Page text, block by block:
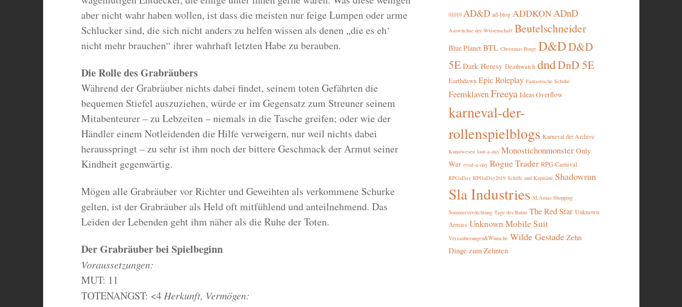
aber nicht wahr haben wollen, ist dass die meisten nur feige Lumpen oder arme
Schlucker sind, die sich nicht anders zu helfen wissen als denen „die es eh‘
nicht mehr brauchen“ ihrer wahrhaft letzten Habe zu berauben.
Die Rolle des Grabräubers
Während der Grabräuber nichts dabei findet, seinem toten Gefährten die
bequemen Stiefel auszuziehen, würde er im Gegensatz zum Streuner seinem
Mitabenteurer – zu Lebzeiten – niemals in die Tasche greifen; oder wie der
Händler einem Notleidenden die Hilfe verweigern, nur weil nichts dabei
herausspringt – zu sehr ist ihm noch der bittere Geschmack der Armut seiner
Kindheit gegenwärtig.
Mögen alle Grabräuber vor Richter und Geweihten als verkommene Schurke
gelten, ist der Grabräuber als Held oft mitfühlend und anteilnehmend. Das
Leiden der Lebenden geht ihm näher als die Ruhe der Toten.
Der Grabräuber bei Spielbeginn
Voraussetzungen:
MUT: 11
TOTENANGST: <4Herkunft, Vermögen:
01010 AD&D ad-blog ADDKONADnD
Auswüchse der Wissenschaft Beutelschneider
Blue Planet BTL Christmas Binge D&DD&D
5E Dark Heresy Deathwatch dndDnD 5E
Earthdawn Epic Roleplay Fantastische Schuhe
Feensklaven Freeya Ideas Overflow
karneval-der-
rollenspielblogs Karneval der Archive
Kunstwesen loot-a-day Monostichonmonster Only
War rival-a-day Rogue Trader RPG-Carnival
RPGaDay RPGaDay2019 Schiffe und Kapitäne Shadowrun
Sla Industries SLAmas Shopping
Sommerverdichtung Tage des Ruins The Red Star Unknown
Armies Unknown Mobile Suit
Verzauberungen&Wünsche Wilde Gestade Zehn
Dinge zum Zehnten